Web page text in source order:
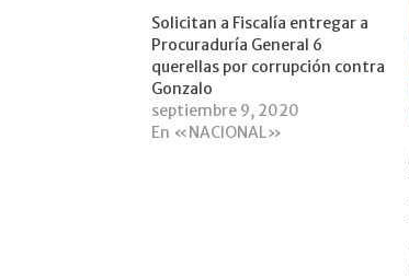
Solicitan a Fiscalía entregar a
Procuraduría General 6
querellas por corrupción contra
Gonzalo
septiembre 9, 2020
En «NACIONAL»